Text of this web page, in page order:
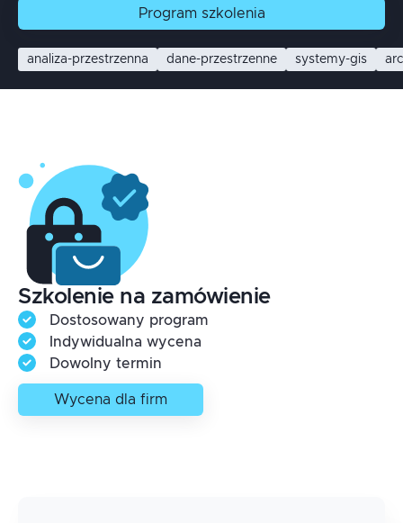
Program szkolenia
analiza-przestrzenna dane-przestrzenne systemy-gis
Szkolenie na zamówienie
Dostosowany program
Indywidualna wycena
Dowolny termin
Wycena dla firm